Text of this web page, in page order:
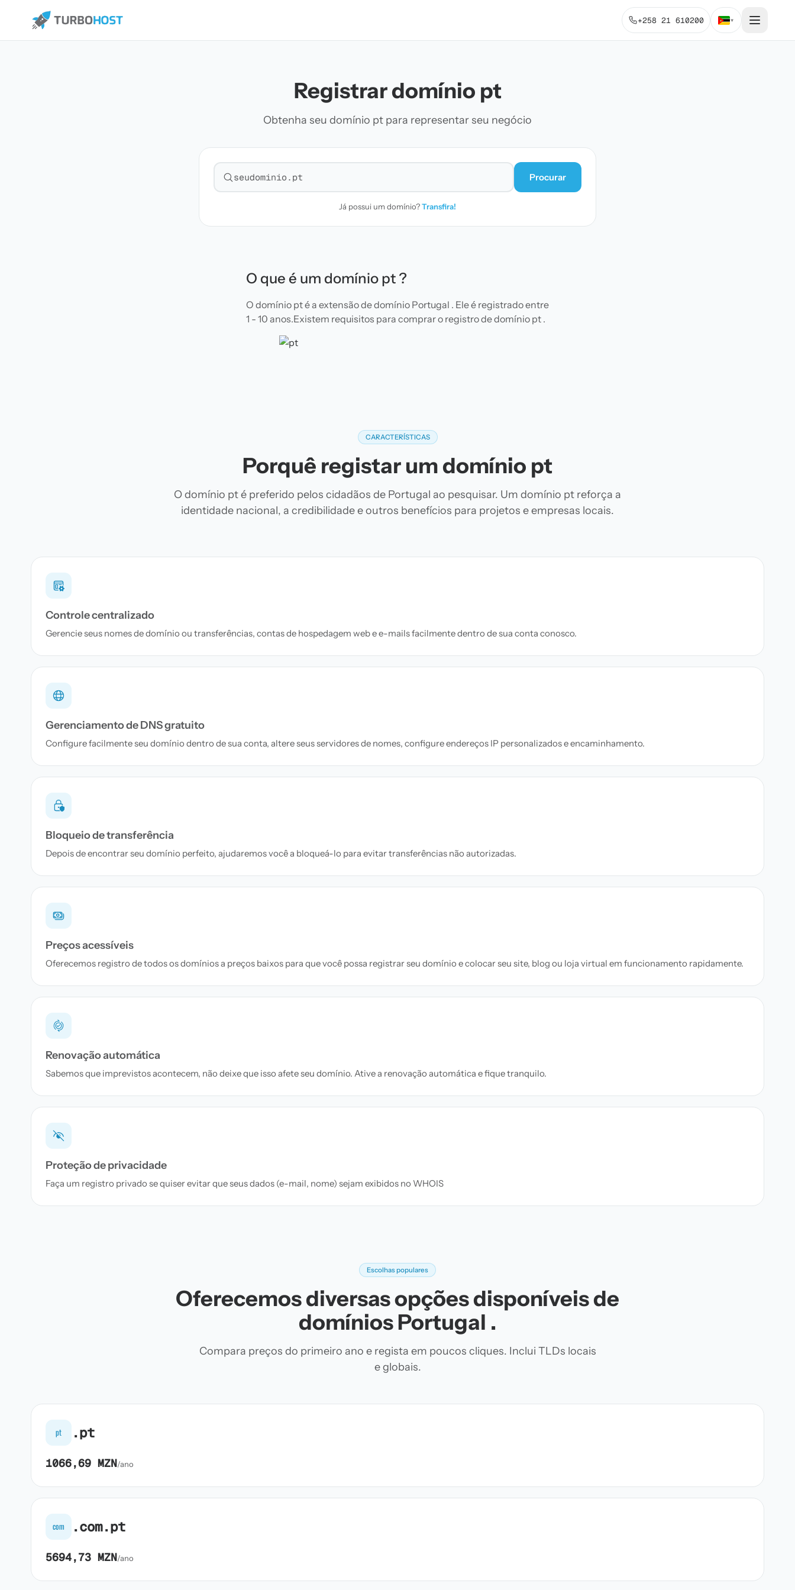
+258 21 610200 ▾
Registrar domínio pt
Obtenha seu domínio pt para representar seu negócio
Pesquisar domínio
Procurar
Já possui um domínio?Transfira!
O que é um domínio pt ?
O domínio pt é a extensão de domínio Portugal . Ele é registrado entre
1 - 10 anos.Existem requisitos para comprar o registro de domínio pt .
CARACTERÍSTICAS
Porquê registar um domínio pt
O domínio pt é preferido pelos cidadãos de Portugal ao pesquisar. Um domínio pt reforça a
identidade nacional, a credibilidade e outros benefícios para projetos e empresas locais.
Controle centralizado
Gerencie seus nomes de domínio ou transferências, contas de hospedagem web e e-mails facilmente dentro de sua conta conosco.
Gerenciamento de DNS gratuito
Configure facilmente seu domínio dentro de sua conta, altere seus servidores de nomes, configure endereços IP personalizados e encaminhamento.
Bloqueio de transferência
Depois de encontrar seu domínio perfeito, ajudaremos você a bloqueá-lo para evitar transferências não autorizadas.
Preços acessíveis
Oferecemos registro de todos os domínios a preços baixos para que você possa registrar seu domínio e colocar seu site, blog ou loja virtual em funcionamento rapidamente.
Renovação automática
Sabemos que imprevistos acontecem, não deixe que isso afete seu domínio. Ative a renovação automática e fique tranquilo.
Proteção de privacidade
Faça um registro privado se quiser evitar que seus dados (e-mail, nome) sejam exibidos no WHOIS
Escolhas populares
Oferecemos diversas opções disponíveis de
domínios Portugal .
Compara preços do primeiro ano e regista em poucos cliques. Inclui TLDs locais
e globais.
pt .pt
1066,69 MZN/ano
com .com.pt
5694,73 MZN/ano